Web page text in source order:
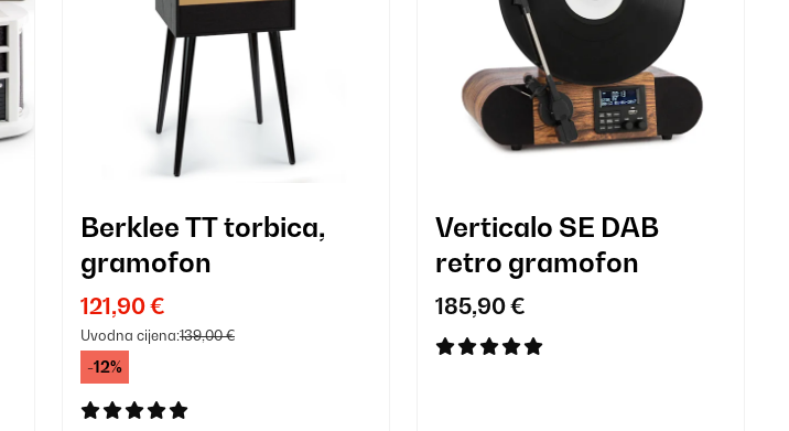
Berklee TT torbica,
gramofon
121,90 €
Uvodna cijena:139,00 €
-12%
Verticalo SE DAB
retro gramofon
185,90 €